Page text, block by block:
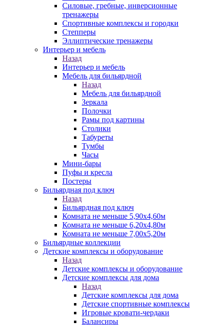
Силовые, гребные, инверсионные
тренажеры
Спортивные комплексы и городки
Степперы
Эллиптические тренажеры
Интерьер и мебель
Назад
Интерьер и мебель
Мебель для бильярдной
Назад
Мебель для бильярдной
Зеркала
Полочки
Рамы под картины
Столики
Табуреты
Тумбы
Часы
Мини-бары
Пуфы и кресла
Постеры
Бильярдная под ключ
Назад
Бильярдная под ключ
Комната не меньше 5,90х4,60м
Комната не меньше 6,20х4,80м
Комната не меньше 7,00х5,20м
Бильярдные коллекции
Детские комплексы и оборудование
Назад
Детские комплексы и оборудование
Детские комплексы для дома
Назад
Детские комплексы для дома
Детские спортивные комплексы
Игровые кровати-чердаки
Балансиры